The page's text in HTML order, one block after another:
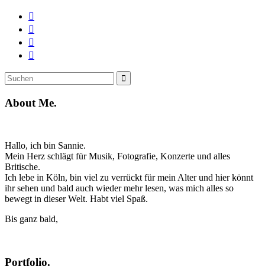
Suche
nach:
About Me.
Hallo, ich bin Sannie.
Mein Herz schlägt für Musik, Fotografie, Konzerte und alles
Britische.
Ich lebe in Köln, bin viel zu verrückt für mein Alter und hier könnt
ihr sehen und bald auch wieder mehr lesen, was mich alles so
bewegt in dieser Welt. Habt viel Spaß.
Bis ganz bald,
Portfolio.